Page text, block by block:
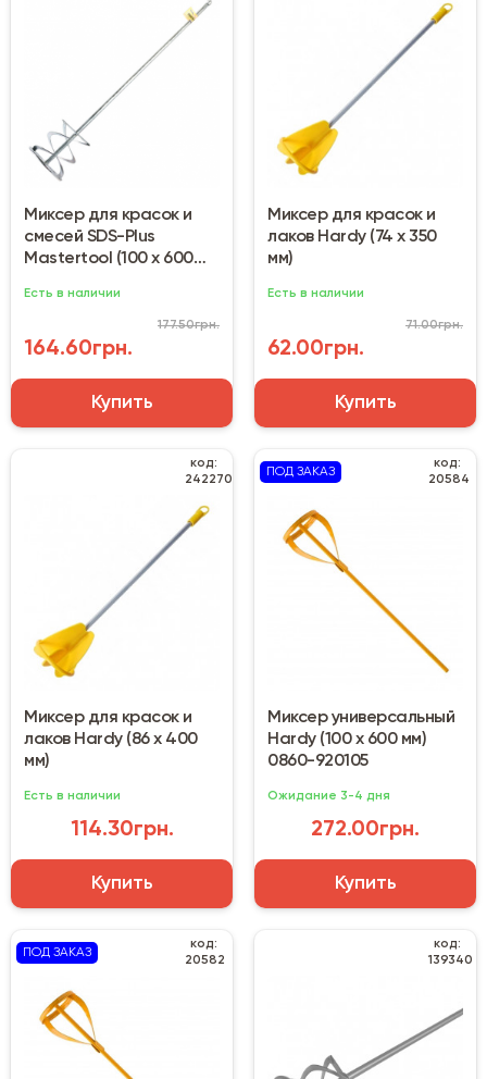
Миксер для красок и
смесей SDS-Plus
Mastertool (100 х 600
Есть в наличии
164.60грн.
177.50грн.
Купить
Миксер для красок и
лаков Hardy (74 х 350
мм)
Есть в наличии
62.00грн.
71.00грн.
Купить
код:
242270
Миксер для красок и
лаков Hardy (86 х 400
мм)
Есть в наличии
114.30грн.
Купить
ПОД ЗАКАЗ
код:
20584
Миксер универсальный
Hardy (100 х 600 мм)
0860-920105
Ожидание 3-4 дня
272.00грн.
Купить
ПОД ЗАКАЗ
код:
20582
код:
139340